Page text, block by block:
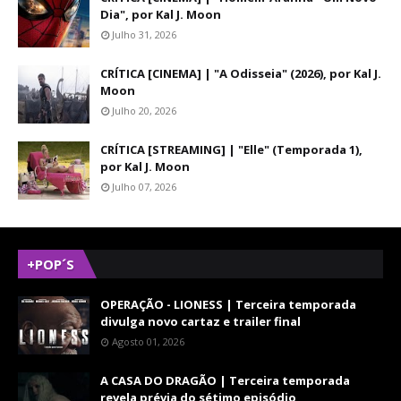
Dia", por Kal J. Moon
Julho 31, 2026
CRÍTICA [CINEMA] | "A Odisseia" (2026), por Kal J.
Moon
Julho 20, 2026
CRÍTICA [STREAMING] | "Elle" (Temporada 1),
por Kal J. Moon
Julho 07, 2026
+POP´S
OPERAÇÃO - LIONESS | Terceira temporada
divulga novo cartaz e trailer final
Agosto 01, 2026
A CASA DO DRAGÃO | Terceira temporada
revela prévia do sétimo episódio